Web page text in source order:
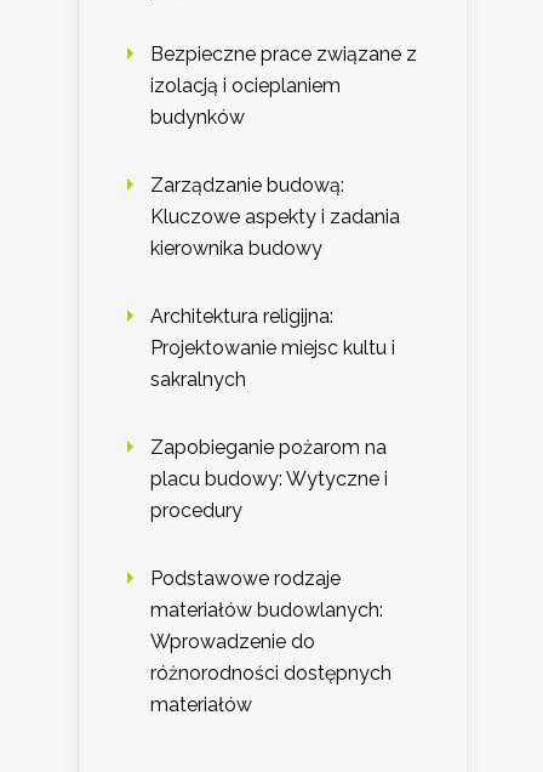
Bezpieczne prace związane z
izolacją i ocieplaniem
budynków
Zarządzanie budową:
Kluczowe aspekty i zadania
kierownika budowy
Architektura religijna:
Projektowanie miejsc kultu i
sakralnych
Zapobieganie pożarom na
placu budowy: Wytyczne i
procedury
Podstawowe rodzaje
materiałów budowlanych:
Wprowadzenie do
różnorodności dostępnych
materiałów